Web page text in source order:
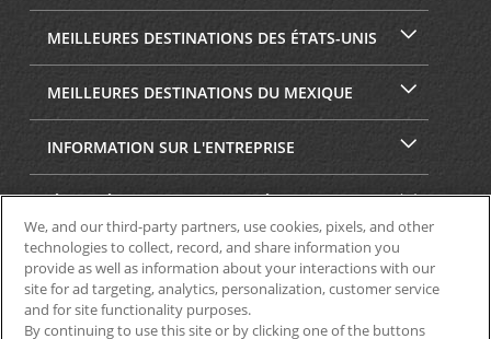
MEILLEURES DESTINATIONS DES ÉTATS-UNIS
MEILLEURES DESTINATIONS DU MEXIQUE
INFORMATION SUR L'ENTREPRISE
SÉCURITÉ ET CONFIDENTIALITÉ
We, and our third-party partners, use cookies, pixels, and other
technologies to collect, record, and share information you
provide as well as information about your interactions with our
site for ad targeting, analytics, personalization, customer service
and for site functionality purposes.
By continuing to use this site or by clicking one of the buttons